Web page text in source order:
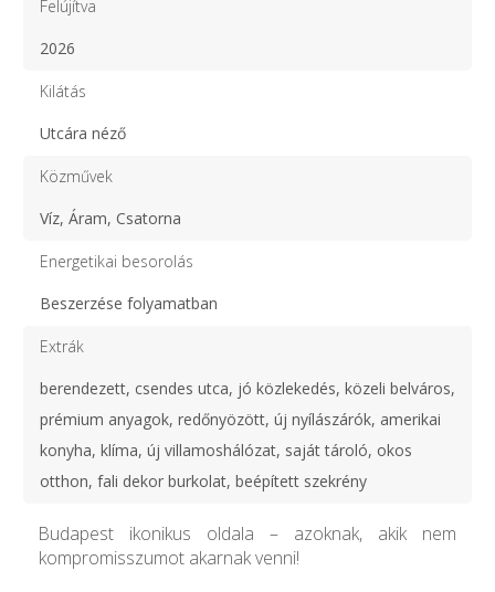
Felújítva
2026
Kilátás
Utcára néző
Közművek
Víz, Áram, Csatorna
Energetikai besorolás
Beszerzése folyamatban
Extrák
berendezett, csendes utca, jó közlekedés, közeli belváros,
prémium anyagok, redőnyözött, új nyílászárók, amerikai
konyha, klíma, új villamoshálózat, saját tároló, okos
otthon, fali dekor burkolat, beépített szekrény
Budapest ikonikus oldala – azoknak, akik nem
kompromisszumot akarnak venni!